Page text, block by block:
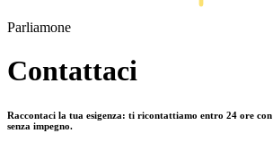
Parliamone
Contattaci
Raccontaci la tua esigenza: ti ricontattiamo entro 24 ore
senza impegno.